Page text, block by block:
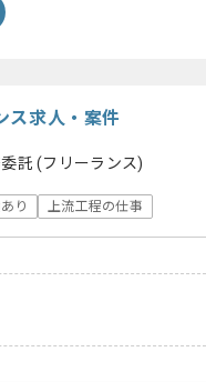
ス求人・案件
託(フリーランス)
り 上流工程の仕事